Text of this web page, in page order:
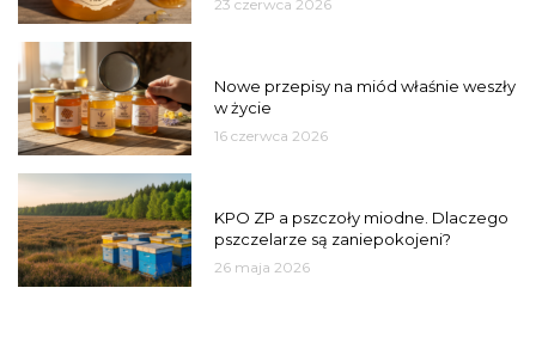
23 czerwca 2026
Nowe przepisy na miód właśnie weszły
w życie
16 czerwca 2026
KPO ZP a pszczoły miodne. Dlaczego
pszczelarze są zaniepokojeni?
26 maja 2026